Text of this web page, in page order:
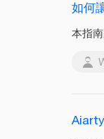
如何
本指